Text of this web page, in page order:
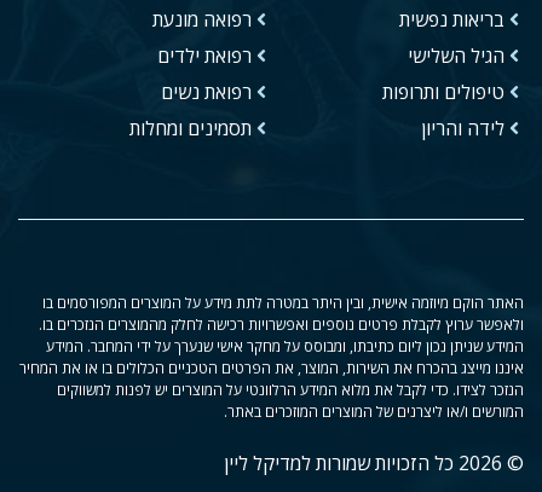
בריאות נפשית
הגיל השלישי
טיפולים ותרופות
לידה והריון
רפואה מונעת
רפואת ילדים
רפואת נשים
תסמינים ומחלות
האתר הוקם מיוזמה אישית, ובין היתר במטרה לתת מידע על המוצרים המפורסמים בו
ולאפשר ערוץ לקבלת פרטים נוספים ואפשרויות רכישה לחלק מהמוצרים הנזכרים בו.
המידע שניתן נכון ליום כתיבתו, ומבוסס על מחקר אישי שנערך על ידי המחבר. המידע
איננו מייצג בהכרח את השירות, המוצר, את הפרטים הטכניים הכלולים בו או את המחיר
הנזכר לצידו. כדי לקבל את מלוא המידע הרלוונטי על המוצרים יש לפנות למשווקים
המורשים ו/או ליצרנים של המוצרים המוזכרים באתר.
© 2026 כל הזכויות שמורות למדיקל ליין